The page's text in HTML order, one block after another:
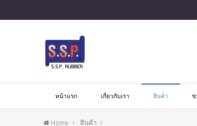
หน้าแรก เกี่ยวกับเรา สินค้า ข่
Home สินค้า